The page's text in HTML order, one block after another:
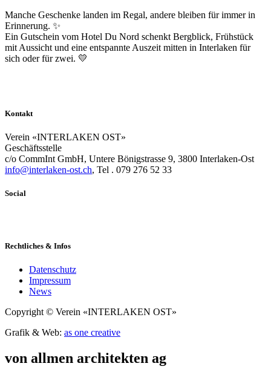
Manche Geschenke landen im Regal, andere bleiben für immer in
Erinnerung. ✨
Ein Gutschein vom Hotel Du Nord schenkt Bergblick, Frühstück
mit Aussicht und eine entspannte Auszeit mitten in Interlaken für
sich oder für zwei. 💛
Kontakt
Verein «INTERLAKEN OST»
Geschäftsstelle
c/o CommInt GmbH, Untere Bönigstrasse 9, 3800 Interlaken-Ost
info@interlaken-ost.ch, Tel . 079 276 52 33
Social
Rechtliches & Infos
Datenschutz
Impressum
News
Copyright © Verein «INTERLAKEN OST»
Grafik & Web: as one creative
von allmen architekten ag